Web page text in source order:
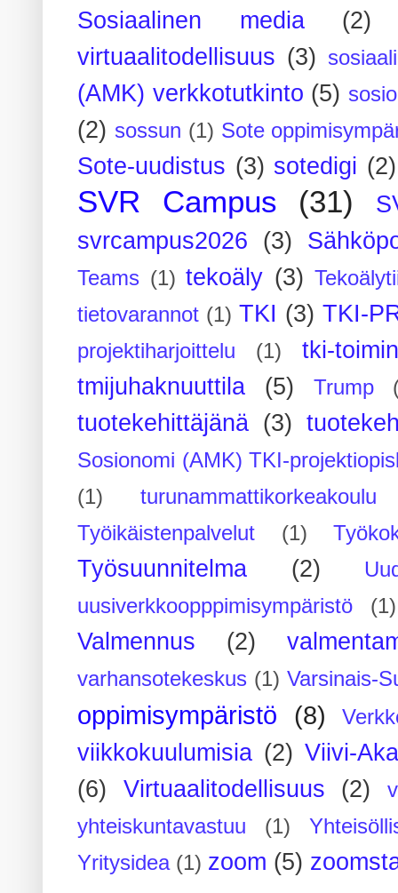
Sosiaalinen media
(2)
virtuaalitodellisuus (3)
(AMK) verkkotutkinto (5)
(2) sossun (1) Sote
Sote-uudistus (3) sotedigi (2)
SVR Campus (31)
svrcampus2026
(3)
Teams (1) tekoäly (3)
tietovarannot (1) TKI (3) TKI-
projektiharjoittelu (1)
tki-
tmijuhaknuuttila
(5) Trump
tuotekehittäjänä (3)
Sosionomi (AMK) TKI-
(1)
turunammattikorkeakoulu
Työikäistenpalvelut
(1)
Työsuunnitelma (2)
uusiverkkoopppimisympäristö
(1)
Valmennus (2)
varhansotekeskus (1) Varsinais-
oppimisympäristö (8)
viikkokuulumisia (2) Viivi-
(6)
Virtuaalitodellisuus (2)
yhteiskuntavastuu
(1)
Yritysidea (1) zoom (5)